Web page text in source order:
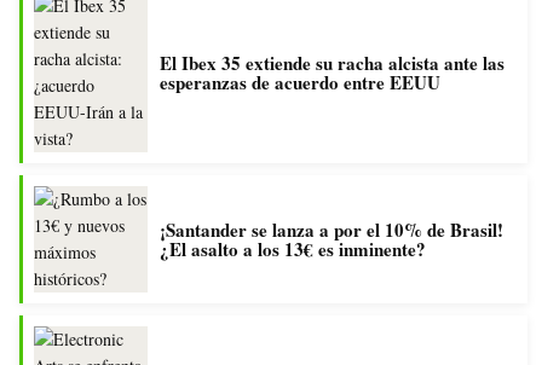
El Ibex 35 extiende su racha alcista ante las
esperanzas de acuerdo entre EEUU
¡Santander se lanza a por el 10% de Brasil!
¿El asalto a los 13€ es inminente?